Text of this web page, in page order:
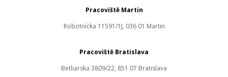
Pracoviště Martin
Robotnícka 11591/1J, 036 01 Martin
Pracoviště Bratislava
Betliarska 3809/22, 851 07 Bratislava